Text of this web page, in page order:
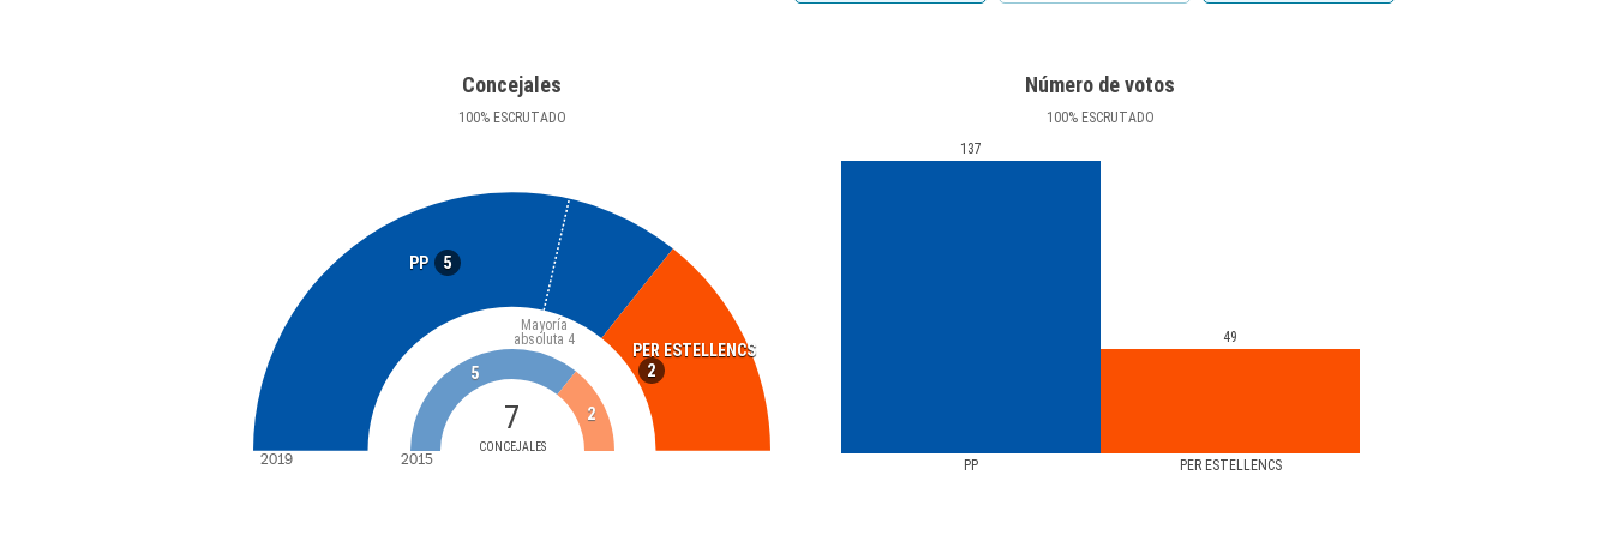
Concejales
100%ESCRUTADO
PP 5
PER ESTELLENCS
2
7
CONCEJALES
Mayoría
absoluta 4
5
2
2019 2015
Número de votos
100%ESCRUTADO
PP PER ESTELLENCS
137
49